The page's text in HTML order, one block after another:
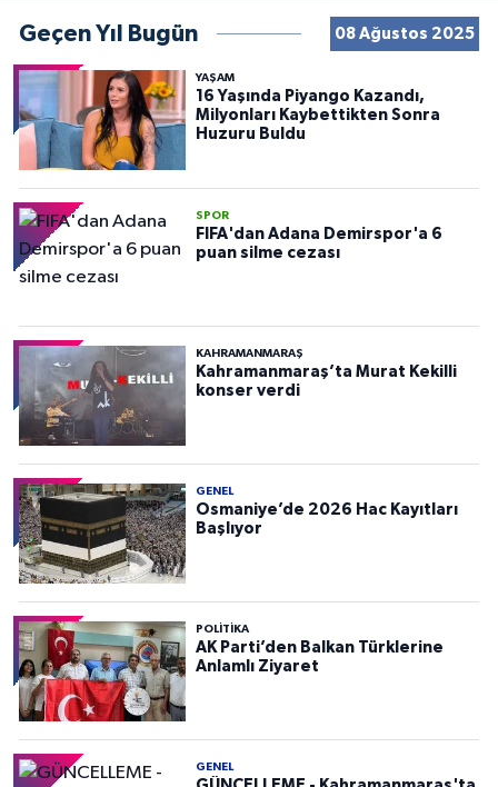
Geçen Yıl Bugün 08 Ağustos 2025
YAŞAM
16 Yaşında Piyango Kazandı,
Milyonları Kaybettikten Sonra
Huzuru Buldu
SPOR
FIFA'dan Adana Demirspor'a 6
puan silme cezası
KAHRAMANMARAŞ
Kahramanmaraş’ta Murat Kekilli
konser verdi
GENEL
Osmaniye’de 2026 Hac Kayıtları
Başlıyor
POLITIKA
AK Parti’den Balkan Türklerine
Anlamlı Ziyaret
GENEL